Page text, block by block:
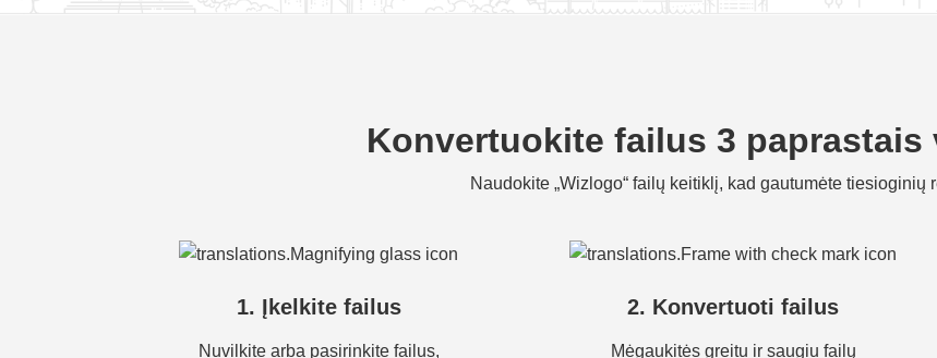
Konvertuokite failus 3 paprastais
Naudokite „Wizlogo“ failų keitiklį, kad gautumėte tiesioginių
1. Įkelkite failus
Nuvilkite arba pasirinkite failus,
2. Konvertuoti failus
Mėgaukitės greitu ir saugiu failų